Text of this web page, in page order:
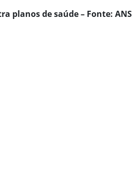
planos de saúde – Fonte: ANS